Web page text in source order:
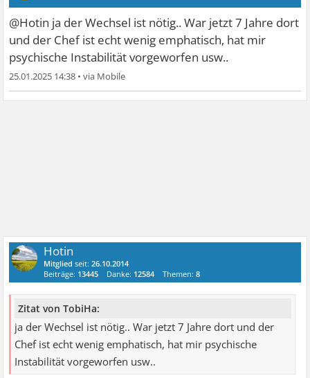
@Hotin ja der Wechsel ist nötig.. War jetzt 7 Jahre dort
und der Chef ist echt wenig emphatisch, hat mir
psychische Instabilität vorgeworfen usw..
25.01.2025 14:38 •
Hotin
Mitglied seit:26.10.2014
Beiträge: 13445 Danke: 12584 Themen:8
Zitat von TobiHa:
ja der Wechsel ist nötig.. War jetzt 7 Jahre dort und der
Chef ist echt wenig emphatisch, hat mir psychische
Instabilität vorgeworfen usw..